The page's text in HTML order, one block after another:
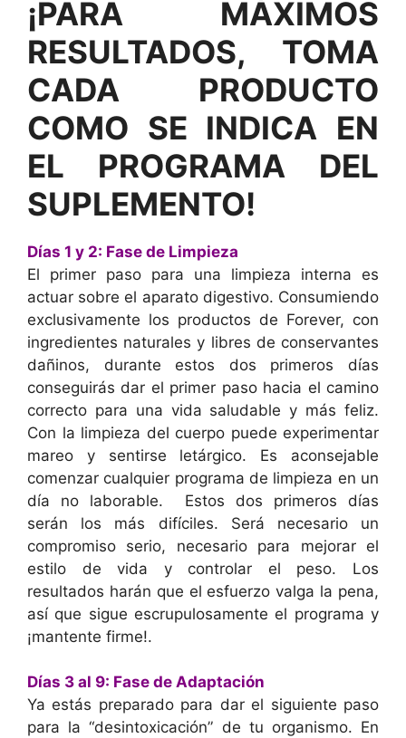
¡PARA MÁXIMOS
RESULTADOS, TOMA
CADA PRODUCTO
COMO SE INDICA EN
EL PROGRAMA DEL
SUPLEMENTO!
Días 1 y 2: Fase de Limpieza
El primer paso para una limpieza interna es
actuar sobre el aparato digestivo. Consumiendo
exclusivamente los productos de Forever, con
ingredientes naturales y libres de conservantes
dañinos, durante estos dos primeros días
conseguirás dar el primer paso hacia el camino
correcto para una vida saludable y más feliz.
Con la limpieza del cuerpo puede experimentar
mareo y sentirse letárgico. Es aconsejable
comenzar cualquier programa de limpieza en un
día no laborable. Estos dos primeros días
serán los más difíciles. Será necesario un
compromiso serio, necesario para mejorar el
estilo de vida y controlar el peso. Los
resultados harán que el esfuerzo valga la pena,
así que sigue escrupulosamente el programa y
¡mantente firme!.
Días 3 al 9: Fase de Adaptación
Ya estás preparado para dar el siguiente paso
para la “desintoxicación” de tu organismo. En